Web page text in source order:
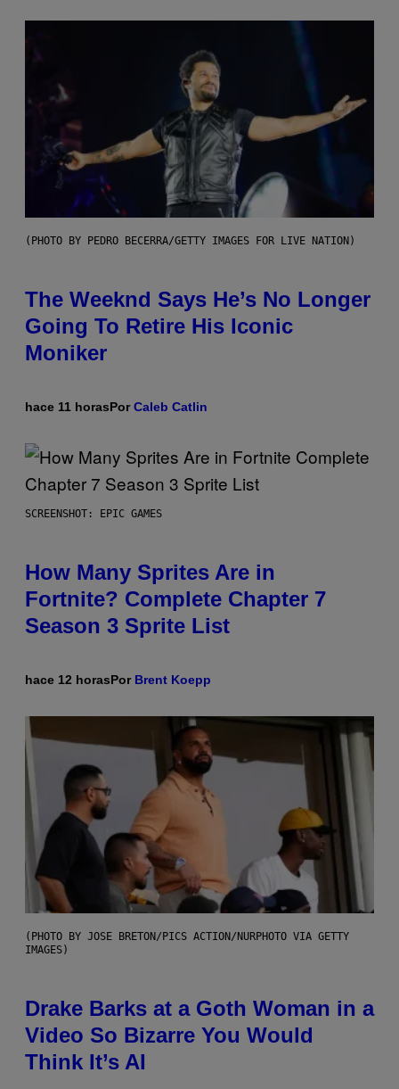
(PHOTO BY PEDRO BECERRA/GETTY IMAGES FOR LIVE NATION)
The Weeknd Says He’s No Longer
Going To Retire His Iconic
Moniker
hace 11 horasPorCaleb Catlin
SCREENSHOT: EPIC GAMES
How Many Sprites Are in
Fortnite? Complete Chapter 7
Season 3 Sprite List
hace 12 horasPor Brent Koepp
(PHOTO BY JOSE BRETON/PICS ACTION/NURPHOTO VIA GETTY
IMAGES)
Drake Barks at a Goth Woman in a
Video So Bizarre You Would
Think It’s AI